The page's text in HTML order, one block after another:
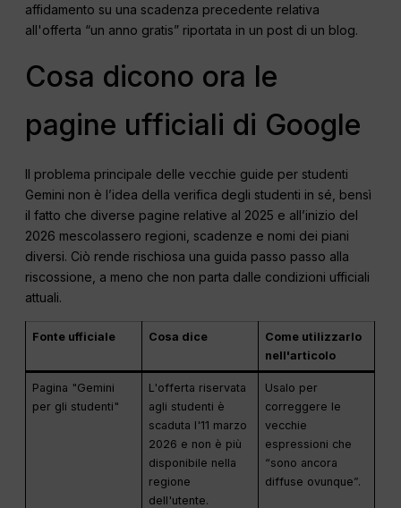
affidamento su una scadenza precedente relativa
all'offerta “un anno gratis” riportata in un post di un blog.
Cosa dicono ora le
pagine ufficiali di Google
Il problema principale delle vecchie guide per studenti
Gemini non è l’idea della verifica degli studenti in sé, bensì
il fatto che diverse pagine relative al 2025 e all’inizio del
2026 mescolassero regioni, scadenze e nomi dei piani
diversi. Ciò rende rischiosa una guida passo passo alla
riscossione, a meno che non parta dalle condizioni ufficiali
attuali.
Fonte ufficiale Cosa dice
Come utilizzarlo
nell'articolo
Pagina "Gemini
per gli studenti"
L'offerta riservata
agli studenti è
scaduta l'11 marzo
2026 e non è più
disponibile nella
regione
dell'utente.
Usalo per
correggere le
vecchie
espressioni che
“sono ancora
diffuse ovunque”.